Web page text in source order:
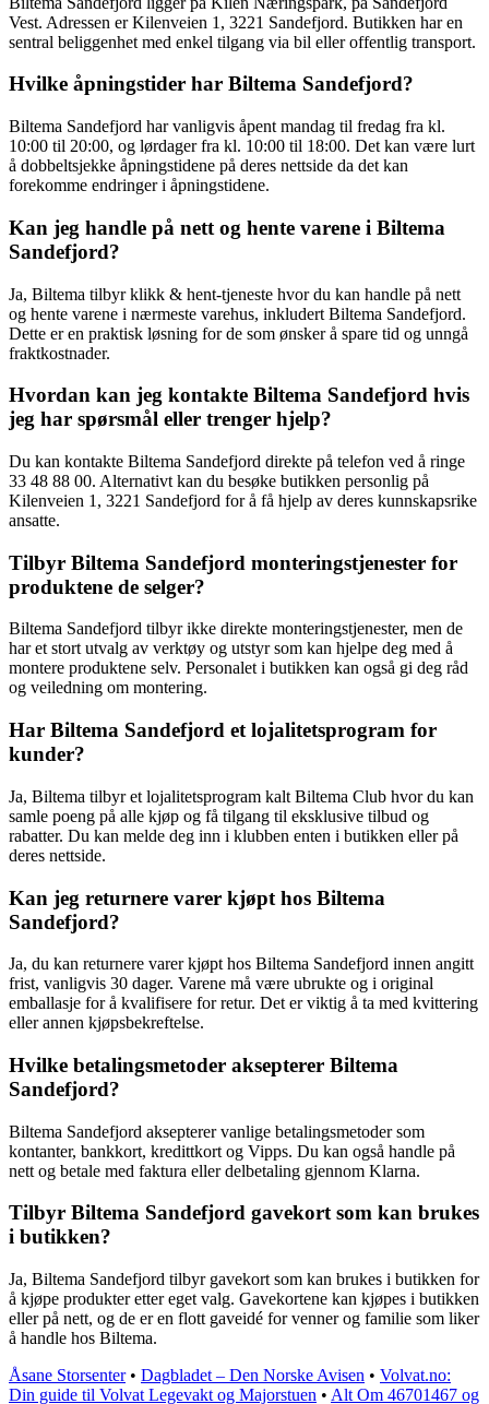
Vest. Adressen er Kilenveien 1, 3221 Sandefjord. Butikken har en
sentral beliggenhet med enkel tilgang via bil eller offentlig transport.
Hvilke åpningstider har Biltema Sandefjord?
Biltema Sandefjord har vanligvis åpent mandag til fredag fra kl.
10:00 til 20:00, og lørdager fra kl. 10:00 til 18:00. Det kan være lurt
å dobbeltsjekke åpningstidene på deres nettside da det kan
forekomme endringer i åpningstidene.
Kan jeg handle på nett og hente varene i Biltema
Sandefjord?
Ja, Biltema tilbyr klikk & hent-tjeneste hvor du kan handle på nett
og hente varene i nærmeste varehus, inkludert Biltema Sandefjord.
Dette er en praktisk løsning for de som ønsker å spare tid og unngå
fraktkostnader.
Hvordan kan jeg kontakte Biltema Sandefjord hvis
jeg har spørsmål eller trenger hjelp?
Du kan kontakte Biltema Sandefjord direkte på telefon ved å ringe
33 48 88 00. Alternativt kan du besøke butikken personlig på
Kilenveien 1, 3221 Sandefjord for å få hjelp av deres kunnskapsrike
ansatte.
Tilbyr Biltema Sandefjord monteringstjenester for
produktene de selger?
Biltema Sandefjord tilbyr ikke direkte monteringstjenester, men de
har et stort utvalg av verktøy og utstyr som kan hjelpe deg med å
montere produktene selv. Personalet i butikken kan også gi deg råd
og veiledning om montering.
Har Biltema Sandefjord et lojalitetsprogram for
kunder?
Ja, Biltema tilbyr et lojalitetsprogram kalt Biltema Club hvor du kan
samle poeng på alle kjøp og få tilgang til eksklusive tilbud og
rabatter. Du kan melde deg inn i klubben enten i butikken eller på
deres nettside.
Kan jeg returnere varer kjøpt hos Biltema
Sandefjord?
Ja, du kan returnere varer kjøpt hos Biltema Sandefjord innen angitt
frist, vanligvis 30 dager. Varene må være ubrukte og i original
emballasje for å kvalifisere for retur. Det er viktig å ta med kvittering
eller annen kjøpsbekreftelse.
Hvilke betalingsmetoder aksepterer Biltema
Sandefjord?
Biltema Sandefjord aksepterer vanlige betalingsmetoder som
kontanter, bankkort, kredittkort og Vipps. Du kan også handle på
nett og betale med faktura eller delbetaling gjennom Klarna.
Tilbyr Biltema Sandefjord gavekort som kan brukes
i butikken?
Ja, Biltema Sandefjord tilbyr gavekort som kan brukes i butikken for
å kjøpe produkter etter eget valg. Gavekortene kan kjøpes i butikken
eller på nett, og de er en flott gaveidé for venner og familie som liker
å handle hos Biltema.
Åsane Storsenter• Dagbladet – Den Norske Avisen • Volvat.no:
Din guide til Volvat Legevakt og Majorstuen • Alt Om 46701467 og